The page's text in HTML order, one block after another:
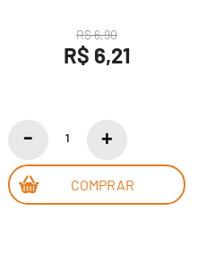
R$ 6,90
R$ 6,21
COMPRAR